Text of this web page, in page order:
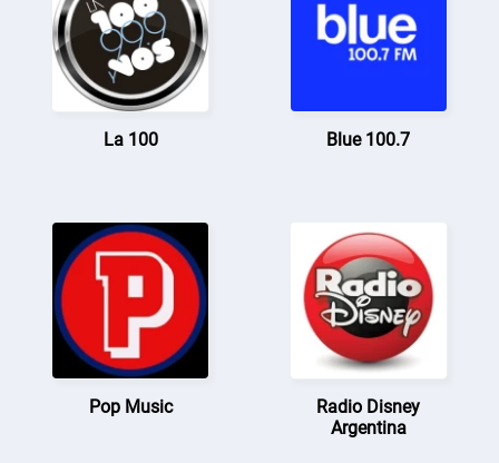
La 100 Blue 100.7
Pop Music
Radio Disney
Argentina